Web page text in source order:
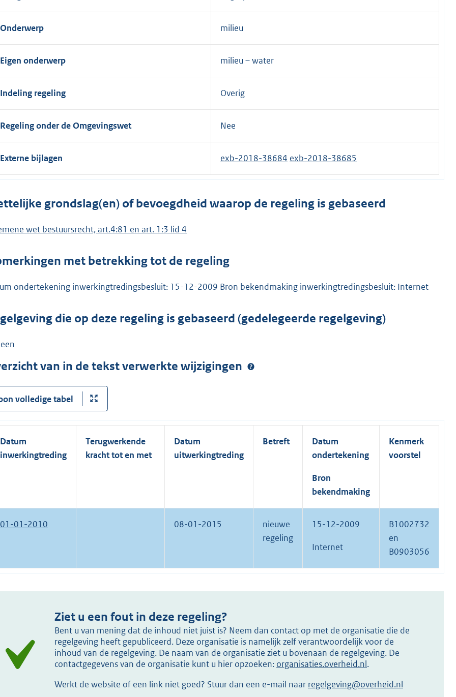
Onderwerp milieu
Eigen onderwerp milieu – water
Indeling regeling Overig
Regeling onder de Omgevingswet Nee
Externe bijlagen exb-2018-38684 exb-2018-38685
grondslag(en) of bevoegdheid waarop de regeling is gebaseerd
wet bestuursrecht, art.4:81 en art. 1:3 lid 4
met betrekking tot de regeling
ondertekening inwerkingtredingsbesluit: 15-12-2009 Bron bekendmaking inwerkingtredingsbesluit: Internet
die op deze regeling is gebaseerd (gedelegeerde regelgeving)
van in de tekst verwerkte wijzigingen
volledige tabel
Datum
inwerkingtreding
Terugwerkende
kracht tot en met
Datum
uitwerkingtreding
Betreft
Datum
ondertekening
Bron
bekendmaking
Kenmerk
voorstel
01-01-2010 08-01-2015
nieuwe
regeling
15-12-2009
Internet
B1002732
en
B0903056
Ziet u een fout in deze regeling?
Bent u van mening dat de inhoud niet juist is? Neem dan contact op met de organisatie die de
regelgeving heeft gepubliceerd. Deze organisatie is namelijk zelf verantwoordelijk voor de
inhoud van de regelgeving. De naam van de organisatie ziet u bovenaan de regelgeving. De
contactgegevens van de organisatie kunt u hier opzoeken: organisaties.overheid.nl.
Werkt de website of een link niet goed? Stuur dan een e-mail naar regelgeving@overheid.nl